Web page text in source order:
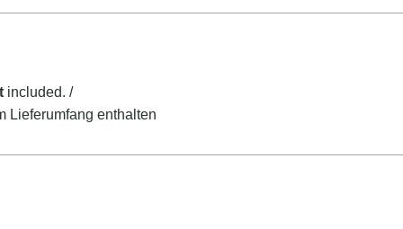
included. /
Lieferumfang enthalten